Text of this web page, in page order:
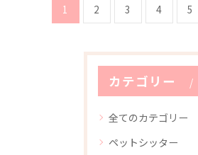
1 2 3 4 5
カテゴリー
全てのカテゴリー
ペットシッター